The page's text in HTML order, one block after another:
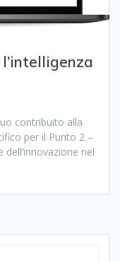
contribuito alla
per il Punto 2 –
dell’innovazione nel